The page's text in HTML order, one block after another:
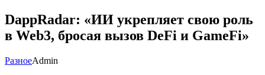
DappRadar: «ИИ укрепляет свою роль
в Web3, бросая вызов DeFi и GameFi»
РазноеAdmin